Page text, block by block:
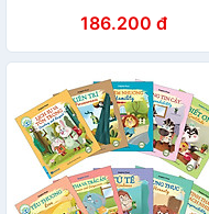
186.200 đ